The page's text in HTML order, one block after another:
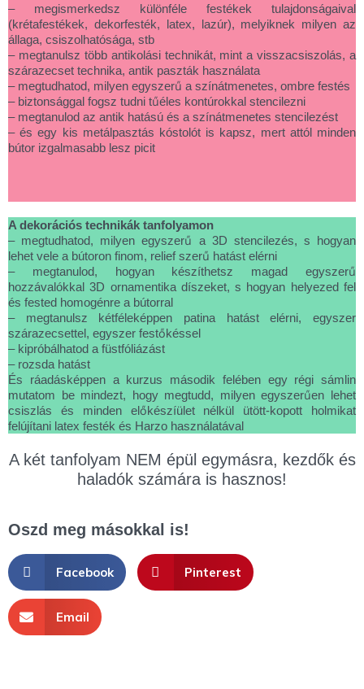
– megismerkedsz különféle festékek tulajdonságaival
(krétafestékek, dekorfesték, latex, lazúr), melyiknek milyen az
állaga, csiszolhatósága, stb
– megtanulsz több antikolási technikát, mint a visszacsiszolás, a
szárazecset technika, antik paszták használata
– megtudhatod, milyen egyszerű a színátmenetes, ombre festés
– biztonsággal fogsz tudni tűéles kontúrokkal stencilezni
– megtanulod az antik hatású és a színátmenetes stencilezést
– és egy kis metálpasztás kóstolót is kapsz, mert attól minden
bútor izgalmasabb lesz picit
A dekorációs technikák tanfolyamon
– megtudhatod, milyen egyszerű a 3D stencilezés, s hogyan
lehet vele a bútoron finom, relief szerű hatást elérni
– megtanulod, hogyan készíthetsz magad egyszerű
hozzávalókkal 3D ornamentika díszeket, s hogyan helyezed fel
és fested homogénre a bútorral
– megtanulsz kétféleképpen patina hatást elérni, egyszer
szárazecsettel, egyszer festőkéssel
– kipróbálhatod a füstfóliázást
– rozsda hatást
És ráadásképpen a kurzus második felében egy régi sámlin
mutatom be mindezt, hogy megtudd, milyen egyszerűen lehet
csiszlás és minden előkészíület nélkül ütött-kopott holmikat
felújítani latex festék és Harzo használatával
A két tanfolyam NEM épül egymásra, kezdők és
haladók számára is hasznos!
Oszd meg másokkal is!
Facebook Pinterest
Email